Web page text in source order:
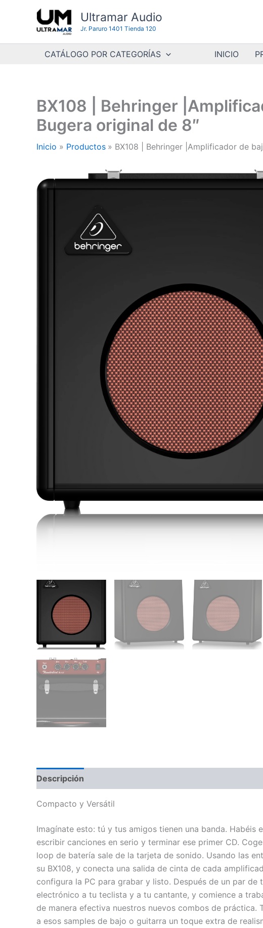
contenido
Ultramar Audio
Jr. Paruro 1401 Tienda 120
CATÁLOGO POR CATEGORÍAS INICIO
BX108 | Behringer
Bugera original de 8″
Inicio Productos BX108 | Behringer |Amplificador de
Descripción
Compacto y Versátil
Imagínate esto: tú y tus amigos tienen una banda.
escribir canciones en serio y terminar ese primer CD.
loop de batería sale de la tarjeta de sonido. Usando las
su BX108, y conecta una salida de cinta de cada
configura la PC para grabar y listo. Después de un par
electrónico a tu teclista y a tu cantante, y comience a
de manera efectiva nuestros nuevos combos de
a esos samples de bajo o guitarra un toque extra de